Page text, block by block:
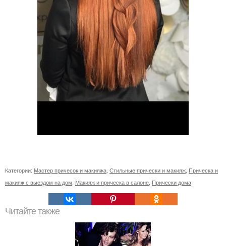
Категории: Мастер причесок и макияжа Стильные прически и макияж Прическа и
макияж с выездом на дом Макияж и прическа в салоне Прически дома
Читайте также